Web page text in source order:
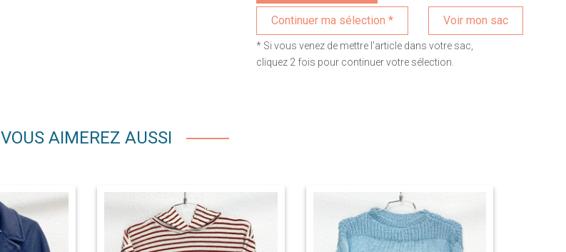
Voir mon sac
* Si vous venez de mettre l'article dans votre sac,
cliquez 2 fois pour continuer votre sélection.
VOUS AIMEREZ AUSSI